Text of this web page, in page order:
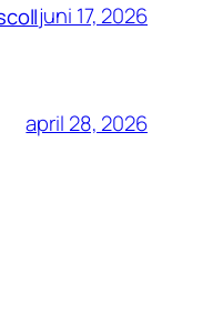
juni 17, 2026
april 28, 2026